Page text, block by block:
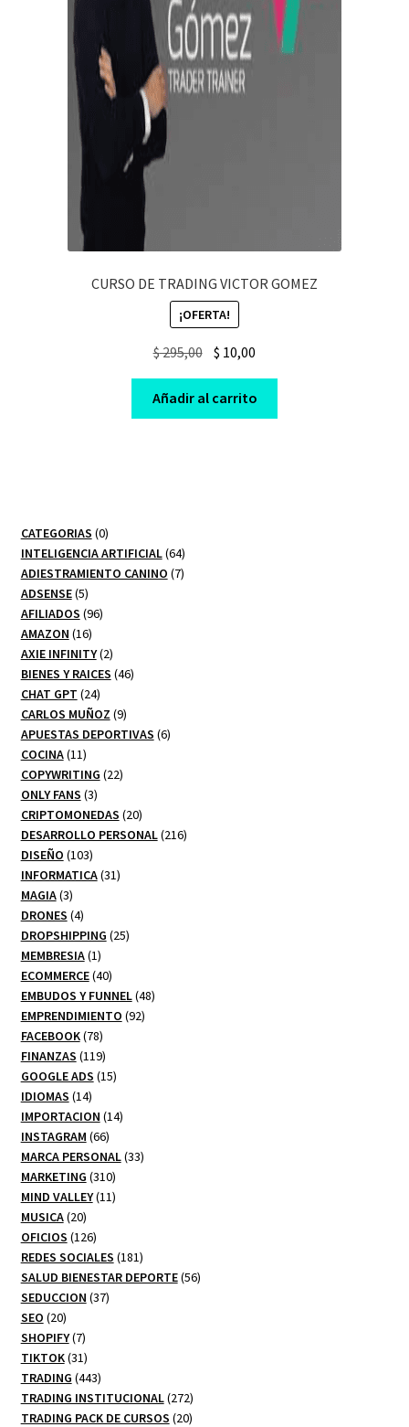
CURSO DE TRADING VICTOR GOMEZ
¡OFERTA!
$295,00 Original
was:
$ 295,00.
$ 10,00
is:
$ 10,00.
Añadir al carrito
CATEGORIAS 00
productos
INTELIGENCIA ARTIFICIAL 6464
productos
ADIESTRAMIENTO CANINO 77
ADSENSE 55
productos
AFILIADOS 9696
AMAZON 1616
productos
AXIE INFINITY 22
productos
BIENES Y RAICES 4646
CHAT GPT 2424
productos
CARLOS MUÑOZ 99
productos
APUESTAS DEPORTIVAS 66
COCINA 1111
productos
COPYWRITING 2222
ONLY FANS 33
productos
CRIPTOMONEDAS 2020
productos
DESARROLLO PERSONAL 216216
DISEÑO 103103
productos
INFORMATICA 3131
MAGIA 33
productos
DRONES 44
productos
DROPSHIPPING 2525
MEMBRESIA 11
producto
ECOMMERCE 4040
productos
EMBUDOS Y FUNNEL 4848
EMPRENDIMIENTO 9292
FACEBOOK 7878
productos
FINANZAS 119119
productos
GOOGLE ADS 1515
IDIOMAS 1414
productos
IMPORTACION 1414
INSTAGRAM 6666
productos
MARCA PERSONAL 3333
MARKETING 310310
productos
MIND VALLEY 1111
MUSICA 2020
productos
OFICIOS 126126
productos
REDES SOCIALES 181181
productos
SALUD BIENESTAR DEPORTE 5656
SEDUCCION 3737
SEO 2020
productos
SHOPIFY 77
productos
TIKTOK 3131
productos
TRADING 443443
productos
TRADING INSTITUCIONAL 272272
productos
TRADING PACK DE CURSOS 2020